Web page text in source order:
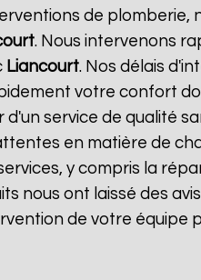
de plomberie,
. Nous intervenons
Liancourt. Nos délais
votre confort
service de qualité
en matière de
y compris la
nous ont laissé des
de votre équipe